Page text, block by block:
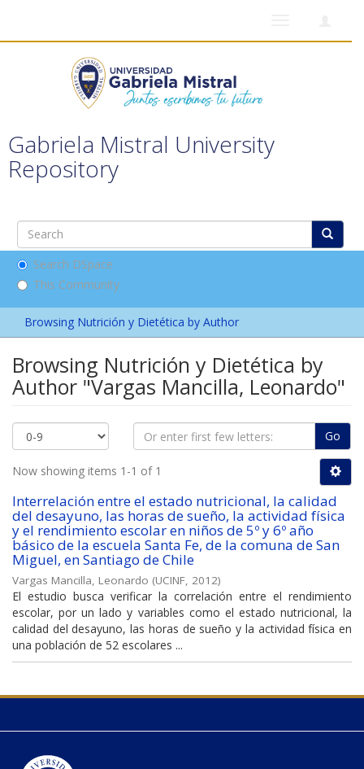
Gabriela Mistral University
Repository
Search DSpace
This Community
Browsing Nutrición y Dietética by Author
Browsing Nutrición y Dietética by
Author "Vargas Mancilla, Leonardo"
Go
Now showing items 1-1 of 1
Interrelación entre el estado nutricional, la calidad
del desayuno, las horas de sueño, la actividad física
y el rendimiento escolar en niños de 5º y 6º año
básico de la escuela Santa Fe, de la comuna de San
Miguel, en Santiago de Chile
Vargas Mancilla, Leonardo (UCINF, 2012)
El estudio busca verificar la correlación entre el rendimiento
escolar, por un lado y variables como el estado nutricional, la
calidad del desayuno, las horas de sueño y la actividad física en
una población de 52 escolares ...